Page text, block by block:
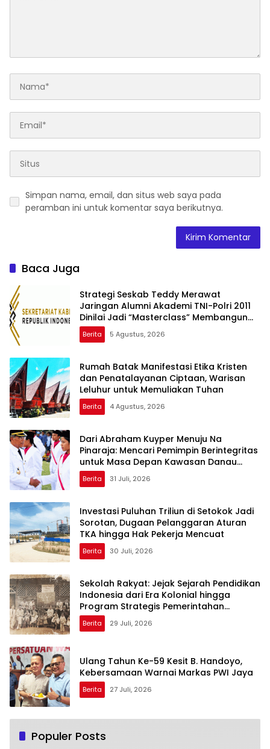
Simpan nama, email, dan situs web saya pada
peramban ini untuk komentar saya berikutnya.
Baca Juga
Strategi Seskab Teddy Merawat
Jaringan Alumni Akademi TNI-Polri 2011
Dinilai Jadi “Masterclass” Membangun
Loyalitas
Berita 5 Agustus, 2026
Rumah Batak Manifestasi Etika Kristen
dan Penatalayanan Ciptaan, Warisan
Leluhur untuk Memuliakan Tuhan
Berita 4 Agustus, 2026
Dari Abraham Kuyper Menuju Na
Pinaraja: Mencari Pemimpin Berintegritas
untuk Masa Depan Kawasan Danau
Toba
Berita 31 Juli, 2026
Investasi Puluhan Triliun di Setokok Jadi
Sorotan, Dugaan Pelanggaran Aturan
TKA hingga Hak Pekerja Mencuat
Berita 30 Juli, 2026
Sekolah Rakyat: Jejak Sejarah Pendidikan
Indonesia dari Era Kolonial hingga
Program Strategis Pemerintahan
Prabowo
Berita 29 Juli, 2026
Ulang Tahun Ke-59 Kesit B. Handoyo,
Kebersamaan Warnai Markas PWI Jaya
Berita 27 Juli, 2026
Populer Posts